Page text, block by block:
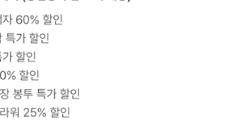
니다.
공하는 카드입니다. (변경 가능)